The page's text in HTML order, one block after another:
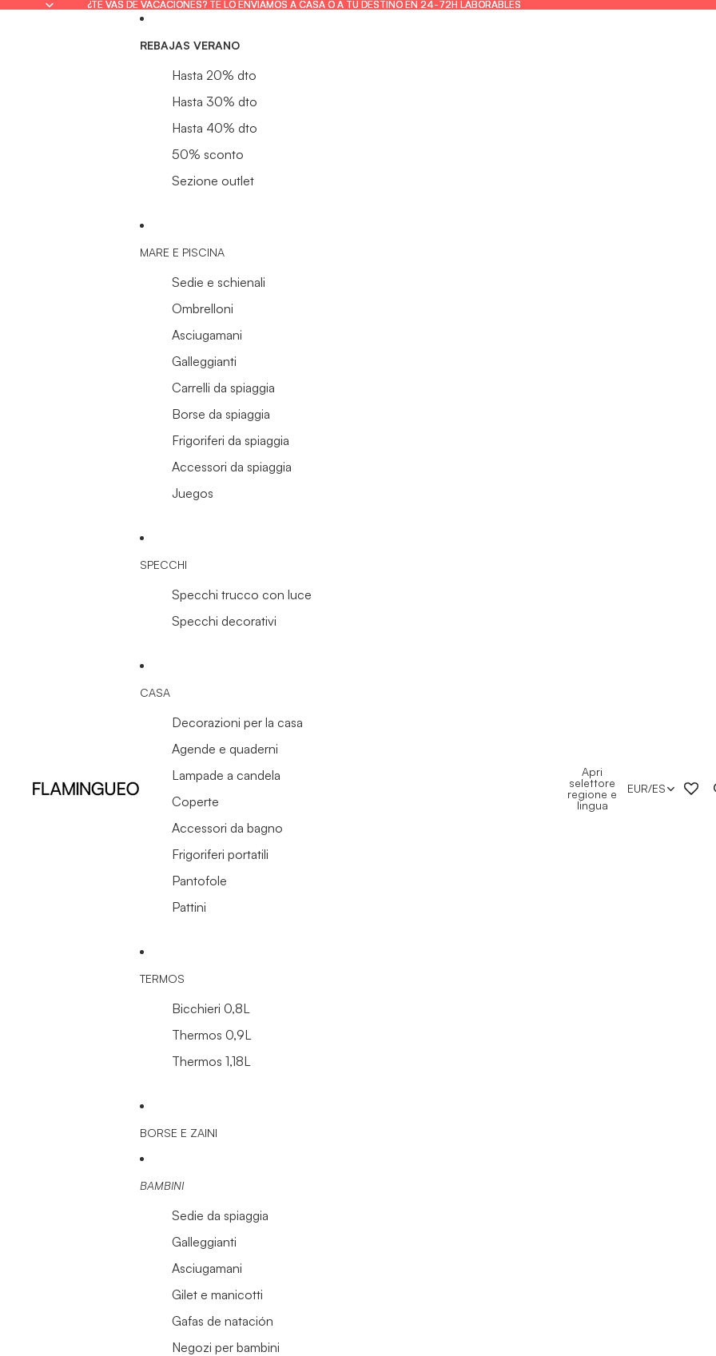
¿TE VAS DE VACACIONES? TE LO ENVIAMOS A CASA O A TU DESTINO EN 24-72H LABORABLES
¿TE VAS DE VACACIONES? TE LO ENVIAMOS A CASA O A TU DESTINO EN 24-72H LABORABLES
REBAJAS VERANO
Hasta 20% dto
Hasta 30% dto
Hasta 40% dto
50% sconto
Sezione outlet
MARE E PISCINA
Sedie e schienali
Ombrelloni
Asciugamani
Galleggianti
Carrelli da spiaggia
Borse da spiaggia
Frigoriferi da spiaggia
Accessori da spiaggia
Juegos
SPECCHI
Specchi trucco con luce
Specchi decorativi
CASA
Decorazioni per la casa
Agende e quaderni
Lampade a candela
Coperte
Accessori da bagno
Frigoriferi portatili
Pantofole
Pattini
TERMOS
Bicchieri 0,8L
Thermos 0,9L
Thermos 1,18L
BORSE E ZAINI
BAMBINI
Sedie da spiaggia
Galleggianti
Asciugamani
Gilet e manicotti
Gafas de natación
Negozi per bambini
Apri
selettore
regione e
lingua
EUR/ES